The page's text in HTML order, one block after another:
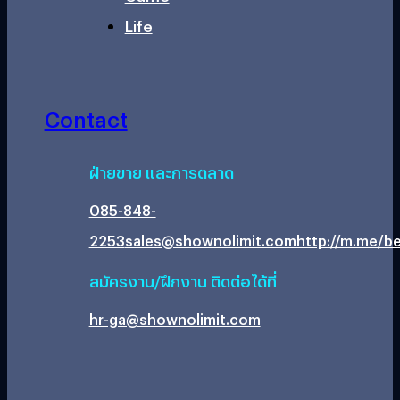
Life
Contact
ฝ่ายขาย และการตลาด
085-848-
2253sales@shownolimit.comhttp://m.me/
สมัครงาน/ฝึกงาน ติดต่อได้ที่
hr-ga@shownolimit.com